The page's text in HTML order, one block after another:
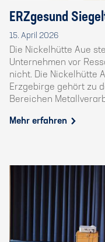
ERZgesund
15. April 2026
Die Nickelhütte Aue
Unternehmen vor
nicht. Die Nickelhütte
Erzgebirge gehört zu
Bereichen
Mehr erfahren